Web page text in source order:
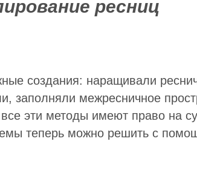
ресниц
создания: наращивали
заполняли межресничное
эти методы имеют право на
теперь можно решить с